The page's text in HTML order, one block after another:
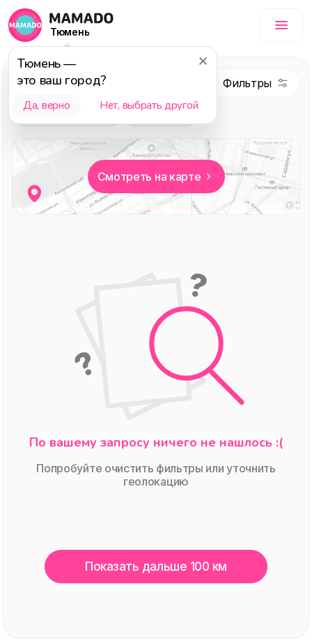
Тюмень
Тюмень—
это ваш город?
Да, верно Нет, выбрать другой
Другое
Выбор редакции АндерСон
Смотреть на карте
По вашему запросу ничего не нашлось :(
Попробуйте очистить фильтры или уточнить
геолокацию
Показать дальше 100 км